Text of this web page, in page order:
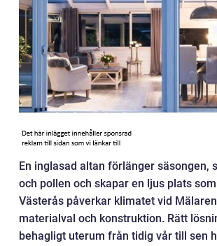
En inglasad altan förlänger säsongen,
och pollen och skapar en ljus plats
Västerås påverkar klimatet vid
materialval och konstruktion. Rätt
behagligt uterum från tidig vår till sen